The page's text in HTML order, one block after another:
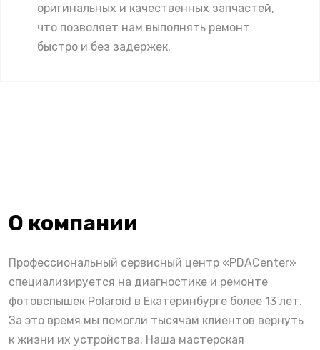
оригинальных и качественных запчастей,
что позволяет нам выполнять ремонт
быстро и без задержек.
О компании
Профессиональный сервисный центр «PDACenter»
специализируется на диагностике и ремонте
фотовспышек Polaroid в Екатеринбурге более 13 лет.
За это время мы помогли тысячам клиентов вернуть
к жизни их устройства. Наша мастерская